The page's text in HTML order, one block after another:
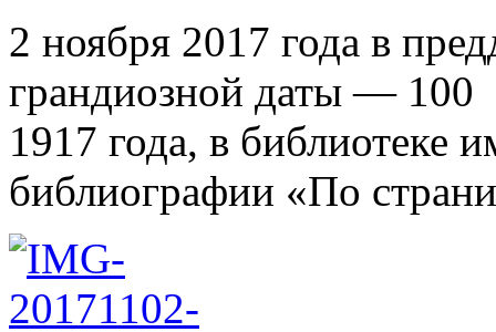
2 ноября 2017 года в
грандиозной даты — 100
1917 года, в библиотеке
библиографии «По